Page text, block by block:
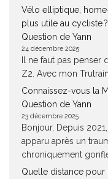
Vélo elliptique,
plus utile au cycliste ?
Question de Yann
24 décembre 2025
Il ne faut pas
Z2. Avec mon
Connaissez-vous la
Question de Yann
23 décembre 2025
Bonjour, Depuis
apparu après un
chroniquement gonflé
Quelle distance pour